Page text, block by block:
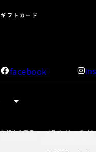
ギフトカード
facebook
法律上の表示 プライバシーポリ